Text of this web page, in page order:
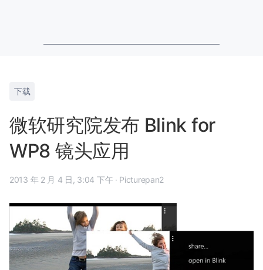
下载
微软研究院发布 Blink for
WP8 镜头应用
2013 年 2 月 4 日, 3:04 下午 · Picturepan2